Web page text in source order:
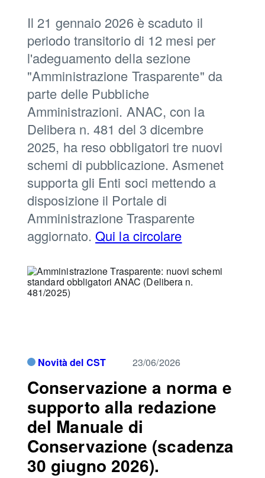
Il 21 gennaio 2026 è scaduto il
periodo transitorio di 12 mesi per
l'adeguamento della sezione
"Amministrazione Trasparente" da
parte delle Pubbliche
Amministrazioni. ANAC, con la
Delibera n. 481 del 3 dicembre
2025, ha reso obbligatori tre nuovi
schemi di pubblicazione. Asmenet
supporta gli Enti soci mettendo a
disposizione il Portale di
Amministrazione Trasparente
aggiornato.Qui la circolare
Novità del CST 23/06/2026
Conservazione a norma e
supporto alla redazione
del Manuale di
Conservazione (scadenza
30 giugno 2026).